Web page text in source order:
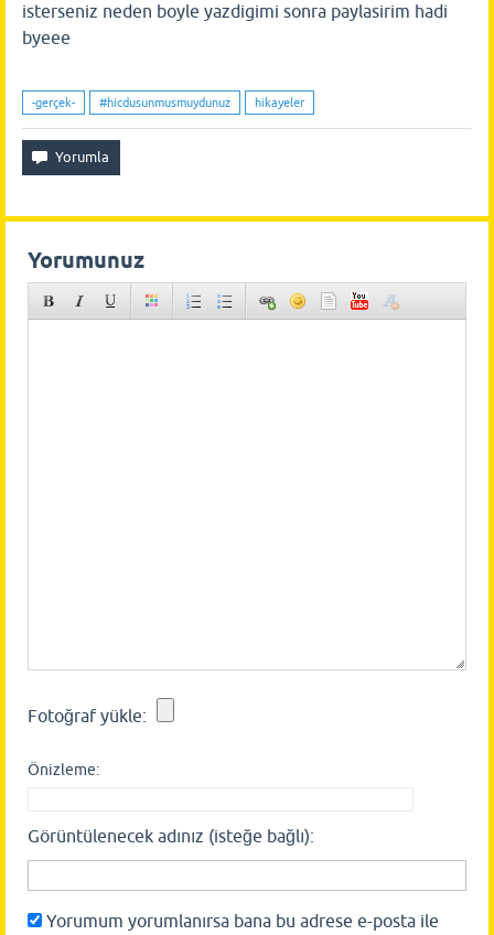
isterseniz neden boyle yazdigimi sonra paylasirim hadi
byeee
-gerçek- #hicdusunmusmuydunuz hikayeler
Yorumunuz
Fotoğraf yükle:
Önizleme:
Görüntülenecek adınız (isteğe bağlı):
Yorumum yorumlanırsa bana bu adrese e-posta ile